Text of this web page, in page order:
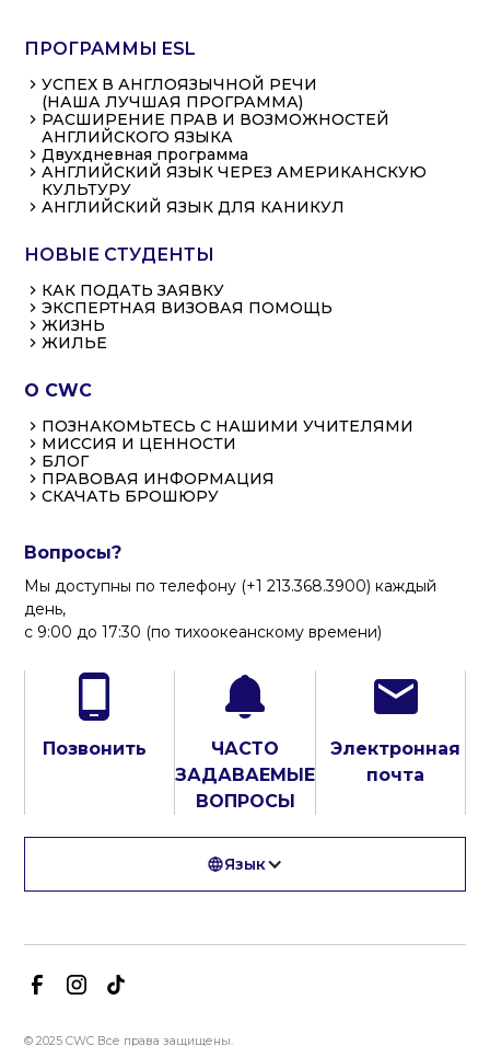
ПРОГРАММЫ ESL
УСПЕХ В АНГЛОЯЗЫЧНОЙ РЕЧИ
(НАША ЛУЧШАЯ ПРОГРАММА)
РАСШИРЕНИЕ ПРАВ И ВОЗМОЖНОСТЕЙ
АНГЛИЙСКОГО ЯЗЫКА
Двухдневная программа
АНГЛИЙСКИЙ ЯЗЫК ЧЕРЕЗ АМЕРИКАНСКУЮ
КУЛЬТУРУ
АНГЛИЙСКИЙ ЯЗЫК ДЛЯ КАНИКУЛ
НОВЫЕ СТУДЕНТЫ
КАК ПОДАТЬ ЗАЯВКУ
ЭКСПЕРТНАЯ ВИЗОВАЯ ПОМОЩЬ
ЖИЗНЬ
ЖИЛЬЕ
О CWC
ПОЗНАКОМЬТЕСЬ С НАШИМИ УЧИТЕЛЯМИ
МИССИЯ И ЦЕННОСТИ
БЛОГ
ПРАВОВАЯ ИНФОРМАЦИЯ
СКАЧАТЬ БРОШЮРУ
Вопросы?
Мы доступны по телефону (+1 213.368.3900) каждый
день,
с 9:00 до 17:30 (по тихоокеанскому времени)
Позвонить
ЧАСТО
ЗАДАВАЕМЫЕ
ВОПРОСЫ
Электронная
почта
Язык
© 2025 CWC Все права защищены.